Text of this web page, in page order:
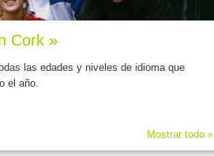
Cork »
las edades y niveles de idioma que
el año.
Mostrar todo »